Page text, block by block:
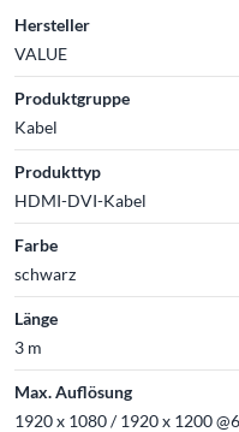
Hersteller
VALUE
Produktgruppe
Kabel
Produkttyp
HDMI-DVI-Kabel
Farbe
schwarz
Länge
3 m
Max. Auflösung
1920 x 1080 / 1920 x 1200